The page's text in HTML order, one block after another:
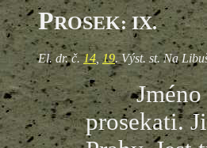
PROSEK: IX.
El. dr. č.14 ,19. Výst. st. Na
Jméno
prosekati.